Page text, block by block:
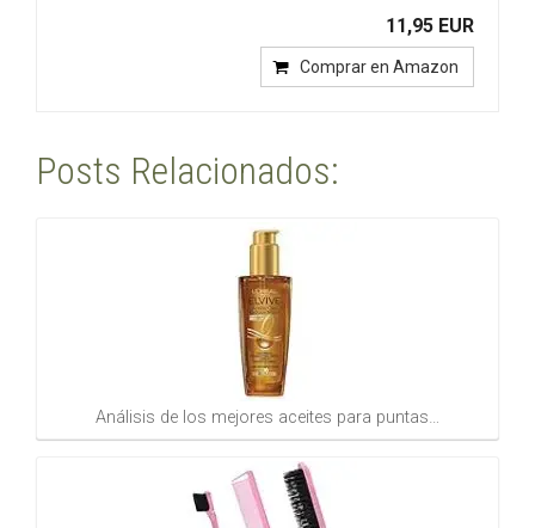
11,95 EUR
Comprar en Amazon
Posts Relacionados:
Análisis de los mejores aceites para puntas…